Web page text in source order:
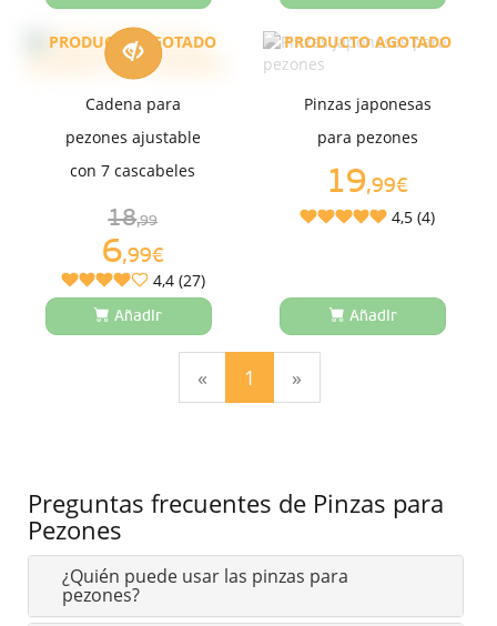
PRODUCTO AGOTADO
Cadena para
pezones ajustable
con 7 cascabeles
18,99
6,99€
4,4 (27)
Añadir
PRODUCTO AGOTADO
Pinzas japonesas
para pezones
19,99€
4,5 (4)
Añadir
« 1 (current)
»
Preguntas frecuentes de Pinzas para
Pezones
¿Quién puede usar las pinzas para
pezones?